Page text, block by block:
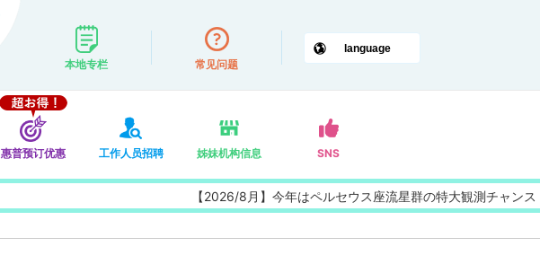
本地专栏 常见问题
惠普预订优惠 工作人员招聘 姊妹机构信息 SNS
【2026/8月】今年はペルセウス座流星群の特大観測チャンス！大